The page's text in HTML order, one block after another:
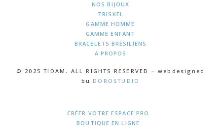
NOS BIJOUX
TRISKEL
GAMME HOMME
GAMME ENFANT
BRACELETS BRÉSILIENS
A PROPOS
© 2025 TIDAM. ALL RIGHTS RESERVED – webdesigned
bu DOROSTUDIO
CRÉER VOTRE ESPACE PRO
BOUTIQUE EN LIGNE